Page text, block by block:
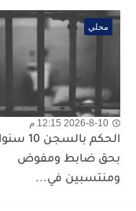
محلي
2026-8-10 12:15 م
الحكم بالسجن
بحق ضابط ومفوض
ومنتسبين في...